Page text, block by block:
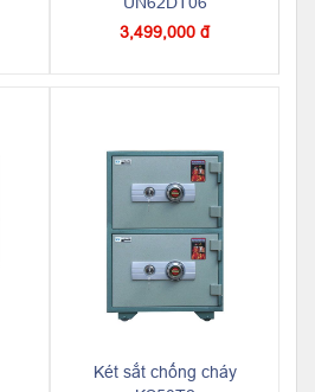
3,499,000 đ
Két sắt chống cháy